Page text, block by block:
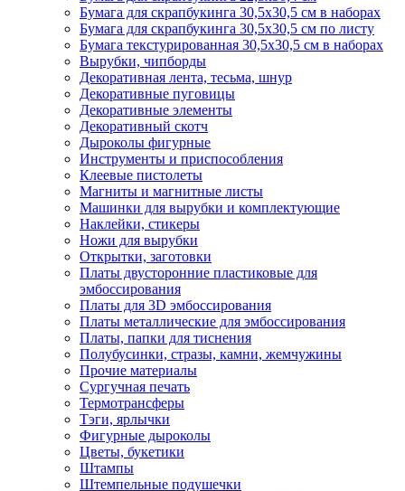
Бумага для скрапбукинга 30,5х30,5 см в наборах
Бумага для скрапбукинга 30,5х30,5 см по листу
Бумага текстурированная 30,5х30,5 см в наборах
Вырубки, чипборды
Декоративная лента, тесьма, шнур
Декоративные пуговицы
Декоративные элементы
Декоративный скотч
Дыроколы фигурные
Инструменты и приспособления
Клеевые пистолеты
Магниты и магнитные листы
Машинки для вырубки и комплектующие
Наклейки, стикеры
Ножи для вырубки
Открытки, заготовки
Платы двусторонние пластиковые для
эмбоссирования
Платы для 3D эмбоссирования
Платы металлические для эмбоссирования
Платы, папки для тиснения
Полубусинки, стразы, камни, жемчужины
Прочие материалы
Сургучная печать
Термотрансферы
Тэги, ярлычки
Фигурные дыроколы
Цветы, букетики
Штампы
Штемпельные подушечки